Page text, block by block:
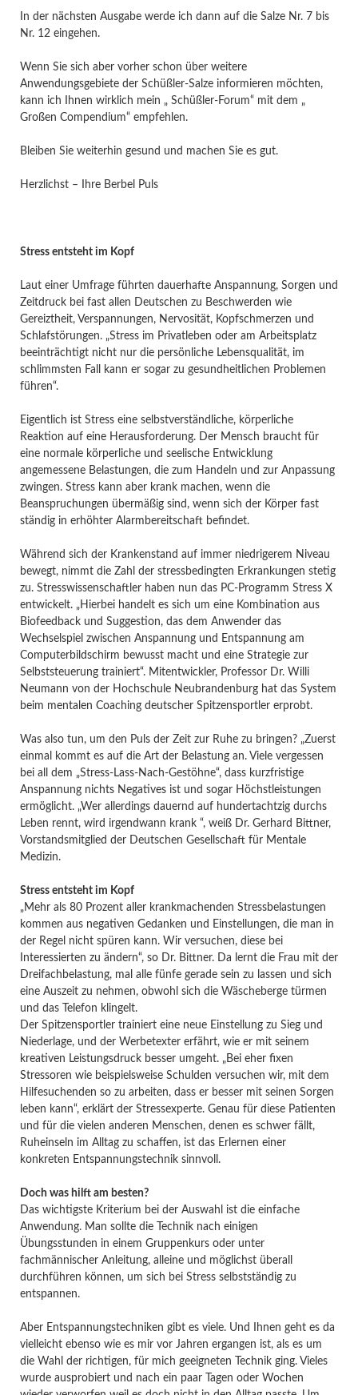
In der nächsten Ausgabe werde ich dann auf die Salze Nr. 7 bis
Nr. 12 eingehen.
Wenn Sie sich aber vorher schon über weitere
Anwendungsgebiete der Schüßler-Salze informieren möchten,
kann ich Ihnen wirklich mein „ Schüßler-Forum“ mit dem „
Großen Compendium“ empfehlen.
Bleiben Sie weiterhin gesund und machen Sie es gut.
Herzlichst – Ihre Berbel Puls
Stress entsteht im Kopf
Laut einer Umfrage führten dauerhafte Anspannung, Sorgen und
Zeitdruck bei fast allen Deutschen zu Beschwerden wie
Gereiztheit, Verspannungen, Nervosität, Kopfschmerzen und
Schlafstörungen. „Stress im Privatleben oder am Arbeitsplatz
beeinträchtigt nicht nur die persönliche Lebensqualität, im
schlimmsten Fall kann er sogar zu gesundheitlichen Problemen
führen“.
Eigentlich ist Stress eine selbstverständliche, körperliche
Reaktion auf eine Herausforderung. Der Mensch braucht für
eine normale körperliche und seelische Entwicklung
angemessene Belastungen, die zum Handeln und zur Anpassung
zwingen. Stress kann aber krank machen, wenn die
Beanspruchungen übermäßig sind, wenn sich der Körper fast
ständig in erhöhter Alarmbereitschaft befindet.
Während sich der Krankenstand auf immer niedrigerem Niveau
bewegt, nimmt die Zahl der stressbedingten Erkrankungen stetig
zu. Stresswissenschaftler haben nun das PC-Programm Stress X
entwickelt. „Hierbei handelt es sich um eine Kombination aus
Biofeedback und Suggestion, das dem Anwender das
Wechselspiel zwischen Anspannung und Entspannung am
Computerbildschirm bewusst macht und eine Strategie zur
Selbststeuerung trainiert“. Mitentwickler, Professor Dr. Willi
Neumann von der Hochschule Neubrandenburg hat das System
beim mentalen Coaching deutscher Spitzensportler erprobt.
Was also tun, um den Puls der Zeit zur Ruhe zu bringen? „Zuerst
einmal kommt es auf die Art der Belastung an. Viele vergessen
bei all dem „Stress-Lass-Nach-Gestöhne“, dass kurzfristige
Anspannung nichts Negatives ist und sogar Höchstleistungen
ermöglicht. „Wer allerdings dauernd auf hundertachtzig durchs
Leben rennt, wird irgendwann krank “, weiß Dr. Gerhard Bittner,
Vorstandsmitglied der Deutschen Gesellschaft für Mentale
Medizin.
Stress entsteht im Kopf
„Mehr als 80 Prozent aller krankmachenden Stressbelastungen
kommen aus negativen Gedanken und Einstellungen, die man in
der Regel nicht spüren kann. Wir versuchen, diese bei
Interessierten zu ändern“, so Dr. Bittner. Da lernt die Frau mit der
Dreifachbelastung, mal alle fünfe gerade sein zu lassen und sich
eine Auszeit zu nehmen, obwohl sich die Wäscheberge türmen
und das Telefon klingelt.
Der Spitzensportler trainiert eine neue Einstellung zu Sieg und
Niederlage, und der Werbetexter erfährt, wie er mit seinem
kreativen Leistungsdruck besser umgeht. „Bei eher fixen
Stressoren wie beispielsweise Schulden versuchen wir, mit dem
Hilfesuchenden so zu arbeiten, dass er besser mit seinen Sorgen
leben kann“, erklärt der Stressexperte. Genau für diese Patienten
und für die vielen anderen Menschen, denen es schwer fällt,
Ruheinseln im Alltag zu schaffen, ist das Erlernen einer
konkreten Entspannungstechnik sinnvoll.
Doch was hilft am besten?
Das wichtigste Kriterium bei der Auswahl ist die einfache
Anwendung. Man sollte die Technik nach einigen
Übungsstunden in einem Gruppenkurs oder unter
fachmännischer Anleitung, alleine und möglichst überall
durchführen können, um sich bei Stress selbstständig zu
entspannen.
Aber Entspannungstechniken gibt es viele. Und Ihnen geht es da
vielleicht ebenso wie es mir vor Jahren ergangen ist, als es um
die Wahl der richtigen, für mich geeigneten Technik ging. Vieles
wurde ausprobiert und nach ein paar Tagen oder Wochen